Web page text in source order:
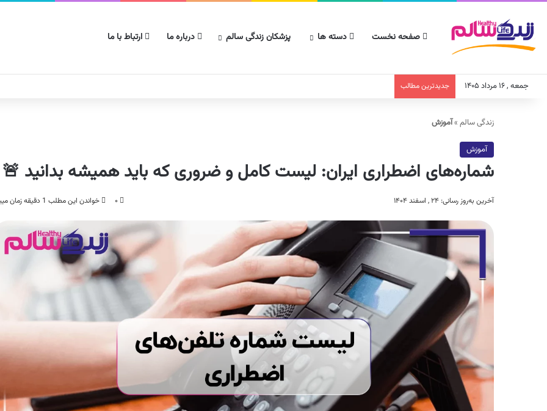
صفحه نخست دسته ها پزشکان زندگی سالم درباره ما ارتباط با ما
جمعه , ۱۶ مرداد ۱۴۰۵ جدیدترین مطالب
زندگی سالم »آموزش
آموزش
شماره‌های اضطراری ایران: لیست کامل و ضروری که باید همیشه بدانید 🚨
آخرین به‌روز رسانی: ۲۴ , اسفند ۱۴۰۴ ۰ خواندن این مطلب 1 دقیقه زمان میبرد